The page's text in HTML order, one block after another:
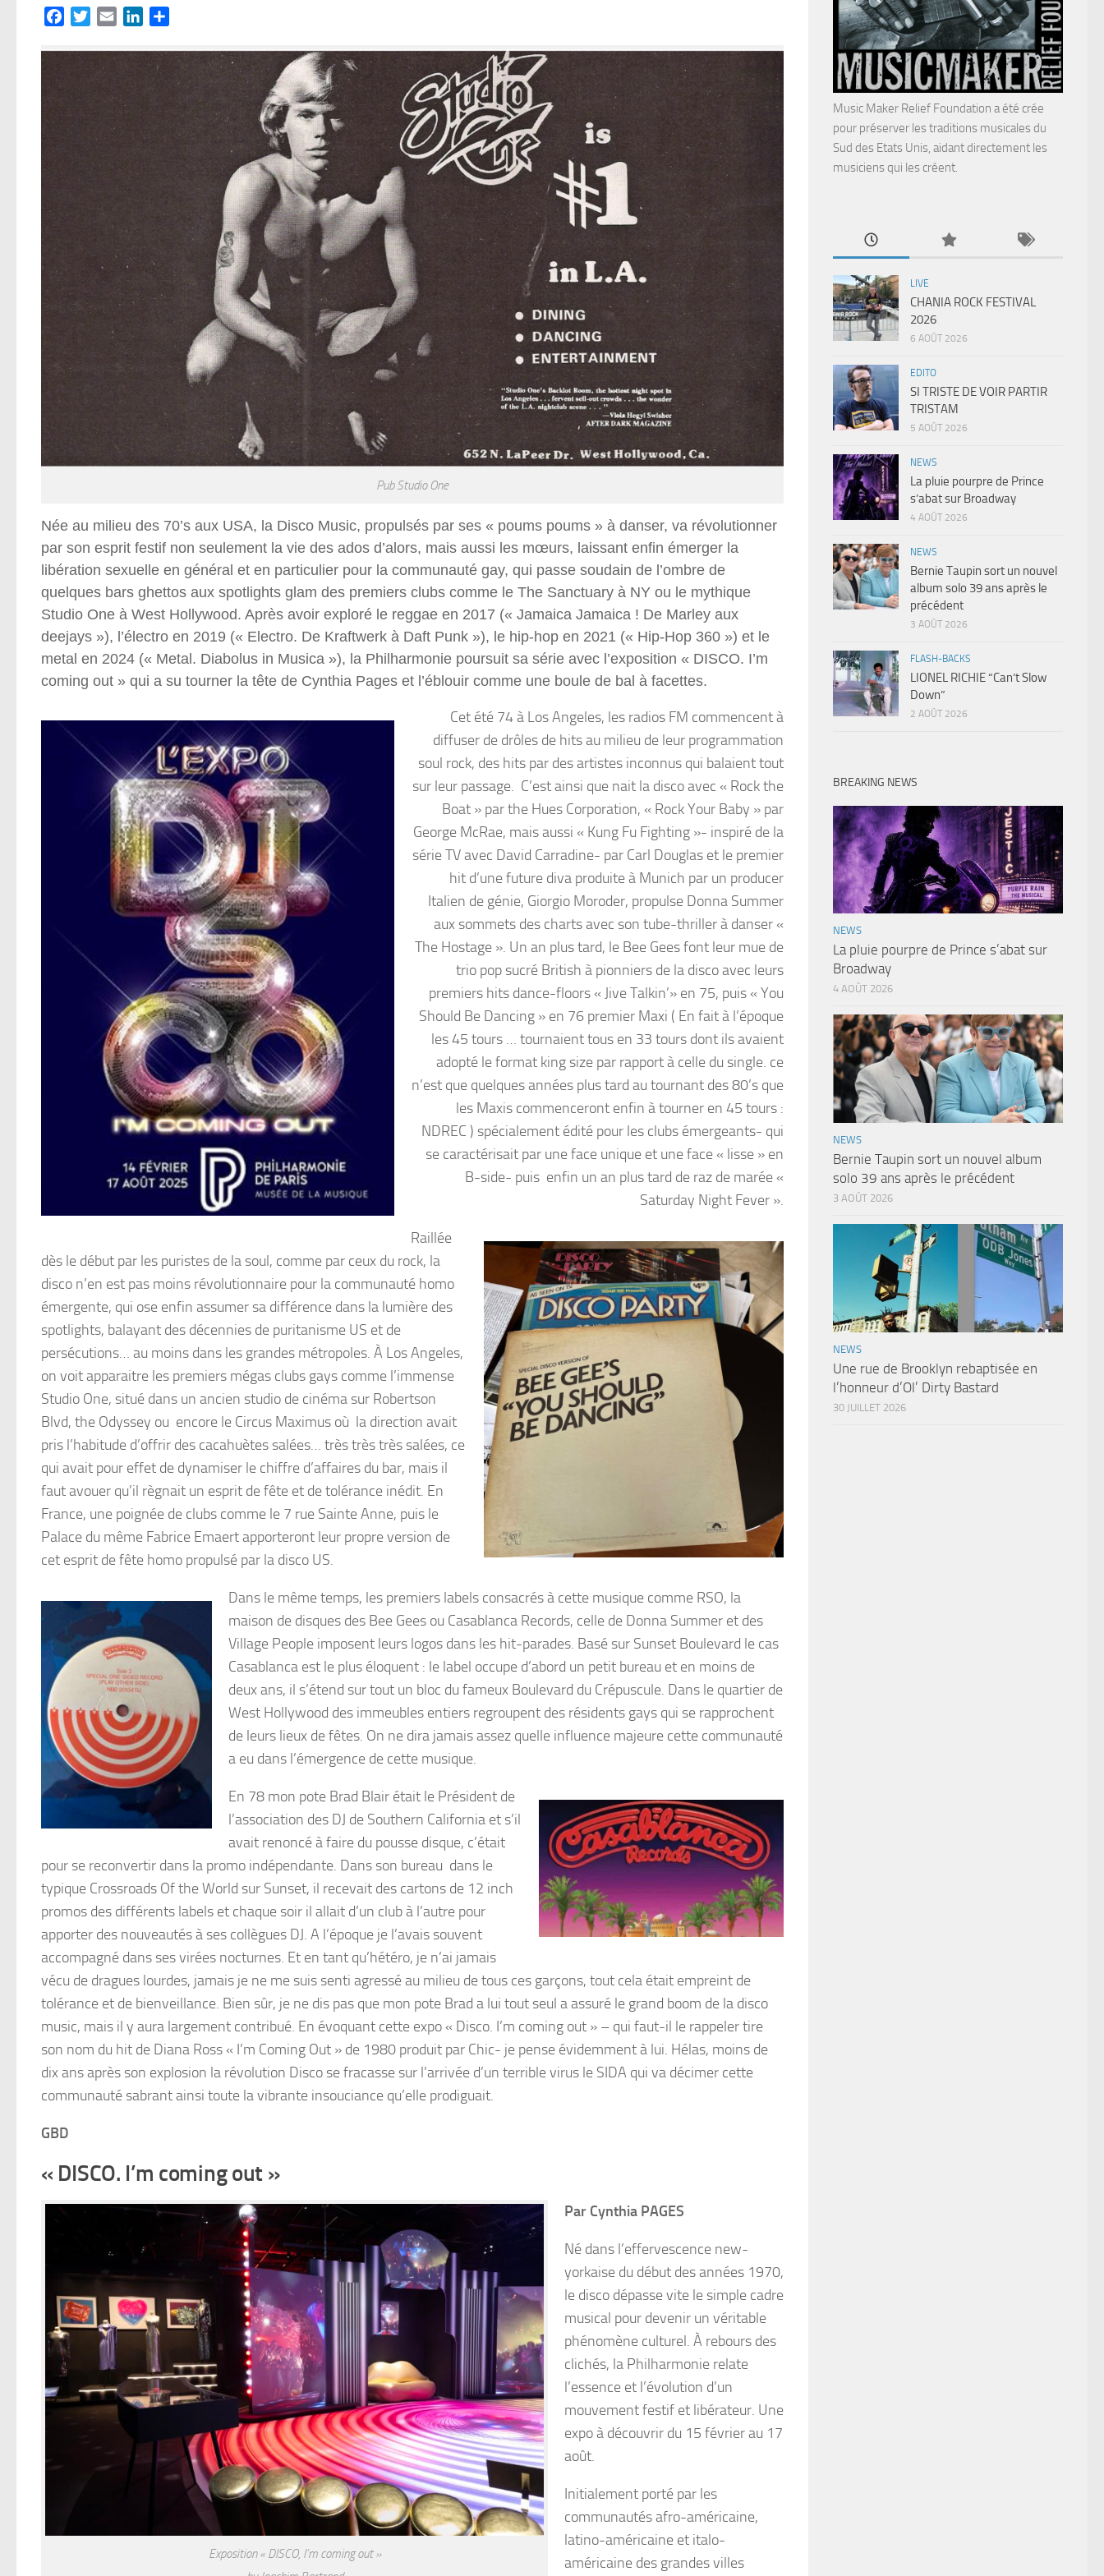
FacebookTwitterEmail LinkedIn
Pub Studio One
Née au milieu des 70’s aux USA, la Disco Music, propulsés par ses « poums poums » à danser, va révolutionner
par son esprit festif non seulement la vie des ados d’alors, mais aussi les mœurs, laissant enfin émerger la
libération sexuelle en général et en particulier pour la communauté gay, qui passe soudain de l’ombre de
quelques bars ghettos aux spotlights glam des premiers clubs comme le The Sanctuary à NY ou le mythique
Studio One à West Hollywood. Après avoir exploré le reggae en 2017 (« Jamaica Jamaica ! De Marley aux
deejays »), l’électro en 2019 (« Electro. De Kraftwerk à Daft Punk »), le hip-hop en 2021 (« Hip-Hop 360 ») et le
metal en 2024 (« Metal. Diabolus in Musica »), la Philharmonie poursuit sa série avec l’exposition « DISCO. I’m
coming out » qui a su tourner la tête de Cynthia Pages et l’éblouir comme une boule de bal à facettes.
Cet été 74 à Los Angeles, les radios FM commencent à
diffuser de drôles de hits au milieu de leur programmation
soul rock, des hits par des artistes inconnus qui balaient tout
sur leur passage. C’est ainsi que nait la disco avec « Rock the
Boat » par the Hues Corporation, « Rock Your Baby » par
George McRae, mais aussi « Kung Fu Fighting »- inspiré de la
série TV avec David Carradine- par Carl Douglas et le premier
hit d’une future diva produite à Munich par un producer
Italien de génie, Giorgio Moroder, propulse Donna Summer
aux sommets des charts avec son tube-thriller à danser «
The Hostage ». Un an plus tard, le Bee Gees font leur mue de
trio pop sucré British à pionniers de la disco avec leurs
premiers hits dance-floors « Jive Talkin’» en 75, puis « You
Should Be Dancing » en 76 premier Maxi ( En fait à l’époque
les 45 tours … tournaient tous en 33 tours dont ils avaient
adopté le format king size par rapport à celle du single. ce
n’est que quelques années plus tard au tournant des 80’s que
les Maxis commenceront enfin à tourner en 45 tours :
NDREC ) spécialement édité pour les clubs émergeants- qui
se caractérisait par une face unique et une face « lisse » en
B-side- puis enfin un an plus tard de raz de marée «
Saturday Night Fever ».
Raillée
dès le début par les puristes de la soul, comme par ceux du rock, la
disco n’en est pas moins révolutionnaire pour la communauté homo
émergente, qui ose enfin assumer sa différence dans la lumière des
spotlights, balayant des décennies de puritanisme US et de
persécutions… au moins dans les grandes métropoles. À Los Angeles,
on voit apparaitre les premiers mégas clubs gays comme l’immense
Studio One, situé dans un ancien studio de cinéma sur Robertson
Blvd, the Odyssey ou encore le Circus Maximus où la direction avait
pris l’habitude d’offrir des cacahuètes salées… très très très salées, ce
qui avait pour effet de dynamiser le chiffre d’affaires du bar, mais il
faut avouer qu’il règnait un esprit de fête et de tolérance inédit. En
France, une poignée de clubs comme le 7 rue Sainte Anne, puis le
Palace du même Fabrice Emaert apporteront leur propre version de
cet esprit de fête homo propulsé par la disco US.
Dans le même temps, les premiers labels consacrés à cette musique comme RSO, la
maison de disques des Bee Gees ou Casablanca Records, celle de Donna Summer et des
Village People imposent leurs logos dans les hit-parades. Basé sur Sunset Boulevard le cas
Casablanca est le plus éloquent : le label occupe d’abord un petit bureau et en moins de
deux ans, il s’étend sur tout un bloc du fameux Boulevard du Crépuscule. Dans le quartier de
West Hollywood des immeubles entiers regroupent des résidents gays qui se rapprochent
de leurs lieux de fêtes. On ne dira jamais assez quelle influence majeure cette communauté
a eu dans l’émergence de cette musique.
En 78 mon pote Brad Blair était le Président de
l’association des DJ de Southern California et s’il
avait renoncé à faire du pousse disque, c’était
pour se reconvertir dans la promo indépendante. Dans son bureau dans le
typique Crossroads Of the World sur Sunset, il recevait des cartons de 12 inch
promos des différents labels et chaque soir il allait d’un club à l’autre pour
apporter des nouveautés à ses collègues DJ. A l’époque je l’avais souvent
accompagné dans ses virées nocturnes. Et en tant qu’hétéro, je n’ai jamais
vécu de dragues lourdes, jamais je ne me suis senti agressé au milieu de tous ces garçons, tout cela était empreint de
tolérance et de bienveillance. Bien sûr, je ne dis pas que mon pote Brad a lui tout seul a assuré le grand boom de la disco
music, mais il y aura largement contribué. En évoquant cette expo « Disco. I’m coming out » – qui faut-il le rappeler tire
son nom du hit de Diana Ross « I’m Coming Out » de 1980 produit par Chic- je pense évidemment à lui. Hélas, moins de
dix ans après son explosion la révolution Disco se fracasse sur l’arrivée d’un terrible virus le SIDA qui va décimer cette
communauté sabrant ainsi toute la vibrante insouciance qu’elle prodiguait.
GBD
« DISCO. I’m coming out »
Exposition « DISCO, I’m coming out »
Par Cynthia PAGES
Né dans l’effervescence new-
yorkaise du début des années 1970,
le disco dépasse vite le simple cadre
musical pour devenir un véritable
phénomène culturel. À rebours des
clichés, la Philharmonie relate
l’essence et l’évolution d’un
mouvement festif et libérateur. Une
expo à découvrir du 15 février au 17
août.
Initialement porté par les
communautés afro-américaine,
latino-américaine et italo-
américaine des grandes villes
Music Maker Relief Foundation a été crée
pour préserver les traditions musicales du
Sud des Etats Unis, aidant directement les
musiciens qui les créent.
LIVE
CHANIA ROCK FESTIVAL
2026
6 AOÛT 2026
EDITO
SI TRISTE DE VOIR PARTIR
TRISTAM
5 AOÛT 2026
NEWS
La pluie pourpre de Prince
s’abat sur Broadway
4 AOÛT 2026
NEWS
Bernie Taupin sort un nouvel
album solo 39 ans après le
précédent
3 AOÛT 2026
FLASH-BACKS
LIONEL RICHIE “Can’t Slow
Down”
2 AOÛT 2026
BREAKING NEWS
NEWS
La pluie pourpre de Prince s’abat sur
Broadway
4 AOÛT 2026
NEWS
Bernie Taupin sort un nouvel album
solo 39 ans après le précédent
3 AOÛT 2026
NEWS
Une rue de Brooklyn rebaptisée en
l’honneur d’Ol’ Dirty Bastard
30 JUILLET 2026